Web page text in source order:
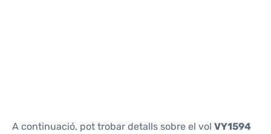
A continuació, pot trobar detalls sobre el vol VY1594